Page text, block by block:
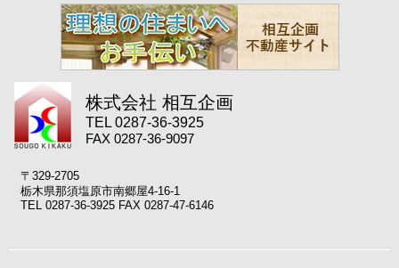
株式会社 相互企画
TEL 0287-36-3925
FAX 0287-36-9097
〒329-2705
栃木県那須塩原市南郷屋4-16-1
TEL 0287-36-3925 FAX 0287-47-6146